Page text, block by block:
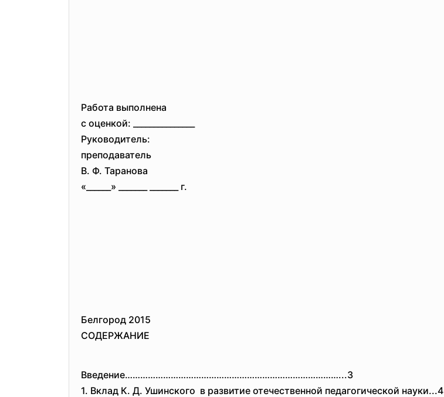
Работа выполнена
с оценкой: _______________
Руководитель:
преподаватель
В. Ф. Таранова
«______» _______ _______ г.
Белгород 2015
СОДЕРЖАНИЕ
Введение…………………………………………………………………………...3
1. Вклад К. Д. Ушинского в развитие отечественной педагогической науки...4